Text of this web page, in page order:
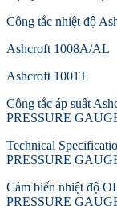
Công tắc nhiệt độ
Ashcroft 1008A/AL
Ashcroft 1001T
Công tắc áp suất
PRESSURE
Technical
PRESSURE
Cảm biến nhiệt độ
PRESSURE